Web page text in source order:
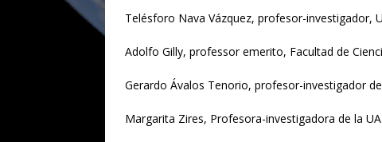
Telésforo Nava Vázquez, profesor-investigador,
Adolfo Gilly, professor emerito, Facultad de
Gerardo Ávalos Tenorio, profesor-investigador
Margarita Zires, Profesora-investigadora de la